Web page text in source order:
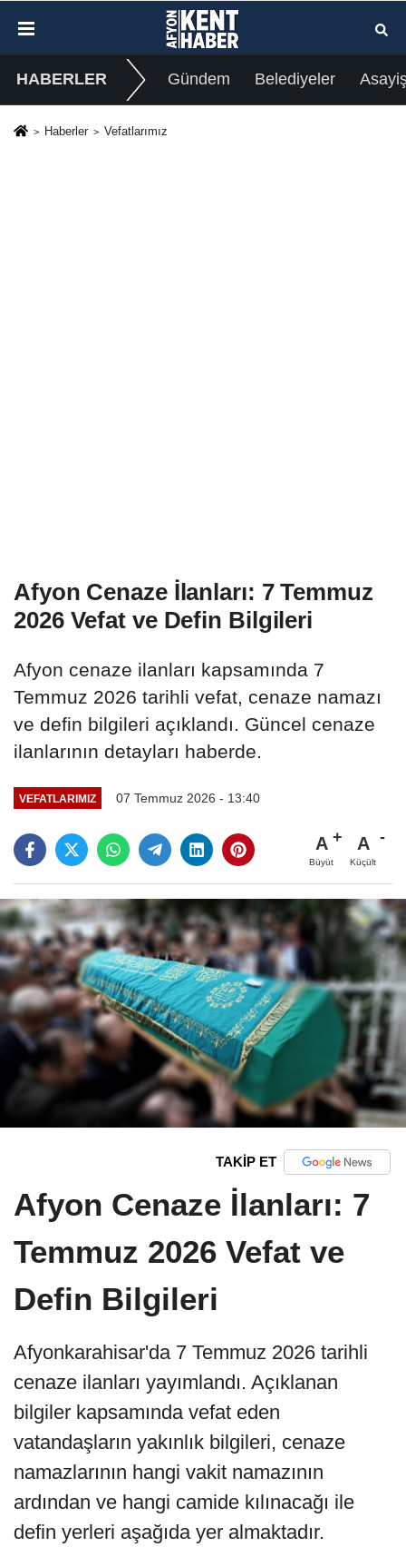
HABERLER Gündem Belediyeler
Haberler Vefatlarımız
Afyon Cenaze İlanları: 7 Temmuz
2026 Vefat ve Defin Bilgileri
Afyon cenaze ilanları kapsamında 7
Temmuz 2026 tarihli vefat, cenaze namazı
ve defin bilgileri açıklandı. Güncel cenaze
ilanlarının detayları haberde.
VEFATLARIMIZ 07 Temmuz 2026 - 13:40
A
Büyüt
A
Küçült
TAKİP ET
Afyon Cenaze İlanları: 7
Temmuz 2026 Vefat ve
Defin Bilgileri
Afyonkarahisar'da 7 Temmuz 2026 tarihli
cenaze ilanları yayımlandı. Açıklanan
bilgiler kapsamında vefat eden
vatandaşların yakınlık bilgileri, cenaze
namazlarının hangi vakit namazının
ardından ve hangi camide kılınacağı ile
defin yerleri aşağıda yer almaktadır.